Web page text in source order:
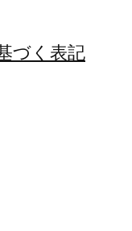
づく表記